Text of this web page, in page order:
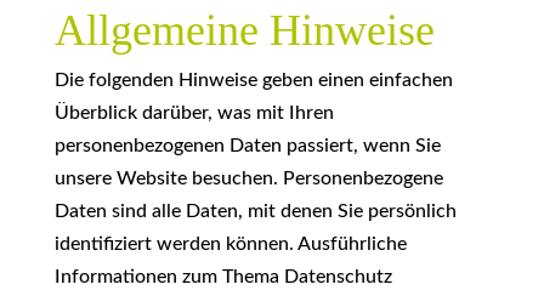
Allgemeine Hinweise
Die folgenden Hinweise geben einen einfachen
Überblick darüber, was mit Ihren
personenbezogenen Daten passiert, wenn Sie
unsere Website besuchen. Personenbezogene
Daten sind alle Daten, mit denen Sie persönlich
identifiziert werden können. Ausführliche
Informationen zum Thema Datenschutz